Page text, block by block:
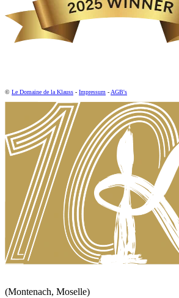
© Le Domaine de la Klauss - Impressum - AGB's
(Montenach, Moselle)